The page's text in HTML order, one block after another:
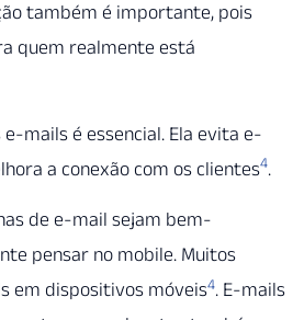
também é importante, pois
quem realmente está
mails é essencial. Ela evita e-
a conexão com os clientes4.
de e-mail sejam bem-
pensar no mobile. Muitos
em dispositivos móveis4. E-mails